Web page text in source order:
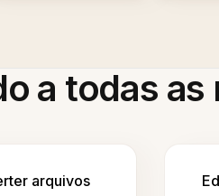
a todas
arquivos